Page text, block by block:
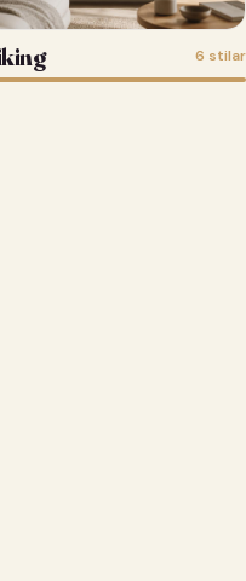
6 stilar